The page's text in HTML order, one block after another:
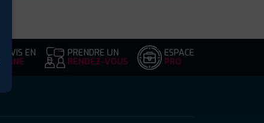
DEVIS EN
LIGNE
PRENDRE UN
RENDEZ-VOUS
ESPACE
PRO